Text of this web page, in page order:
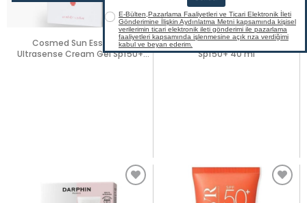
Cosmed Sun Essential
Ultrasense Cream Gel Spf50+
Cosmed Sun Essential Mineral
Spf50+ 40 ml